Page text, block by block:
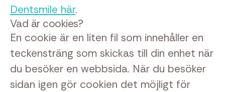
Dentsmile här.
Vad är cookies?
En cookie är en liten fil som innehåller en
teckensträng som skickas till din enhet när
du besöker en webbsida. När du besöker
sidan igen gör cookien det möjligt för